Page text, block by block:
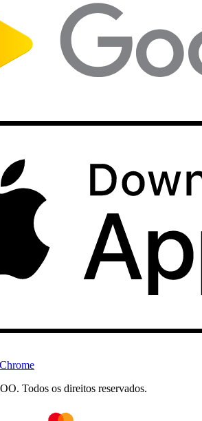
Todos os direitos reservados.